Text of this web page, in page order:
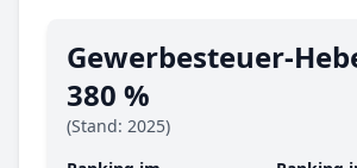
Gewerbesteuer-
380 %
(Stand: 2025)